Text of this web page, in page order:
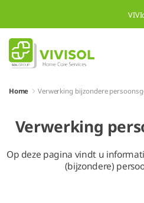
Overslaan en naar hoofdinhoud
Home Verwerking bijzondere
Verwerking
Op deze pagina vindt u
(bijzondere)